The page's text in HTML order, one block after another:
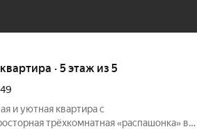
· 5 этаж из 5
49
и уютная квартира с
трёхкомнатная «paспaшoнкa» в